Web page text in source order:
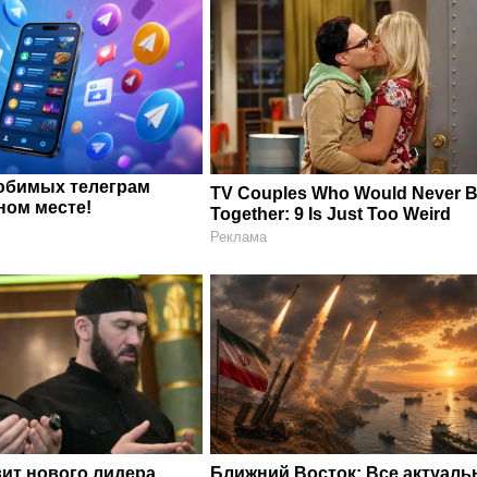
телеграм
месте!
TV Couples Who Would Never
Together: 9 Is Just Too Weird
Реклама
нового лидера
Ближний Восток: Все